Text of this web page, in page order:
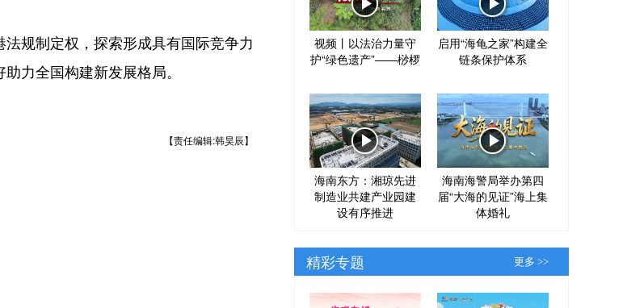
规制定权，探索形成具有国际竞争力
力全国构建新发展格局。
【责任编辑:韩昊辰】
视频丨以法治力量守
护“绿色遗产”——桫椤
启用“海龟之家”构建全
链条保护体系
海南东方：湘琼先进
制造业共建产业园建
设有序推进
海南海警局举办第四
届“大海的见证”海上集
体婚礼
精彩专题 更多 >>